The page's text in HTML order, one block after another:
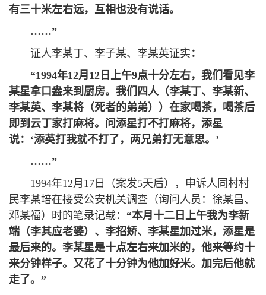
有三十米左右远，互相也没有说话。
……”
证人李某丁、李子某、李某英证实 ：
“1994年12月12日上午9点十分左右，我们看见李
某星拿口盎来到厨房。我们四人（李某丁、 李某新、
李某英、 李某将 （死者的弟弟））在家喝茶，喝茶后
即到云丁家打麻将。问添星打不打麻将，添星
说： ‘添英打我就不打了，两兄弟打无意思。 ’
……”
1994年12月17日（案发5天后），申诉人同村村
民李某培在接受公安机关调查（询问人员：徐某昌、
邓某福）时的笔录记载： “本月十二日上午我为李新
端（李其应老婆）、李招娇、 李某星加过米，添星是
最后来的。 李某星是十点左右来加米的，他来等约十
来分钟样子。又花了十分钟为他加好米。加完后他就
走了。 ”